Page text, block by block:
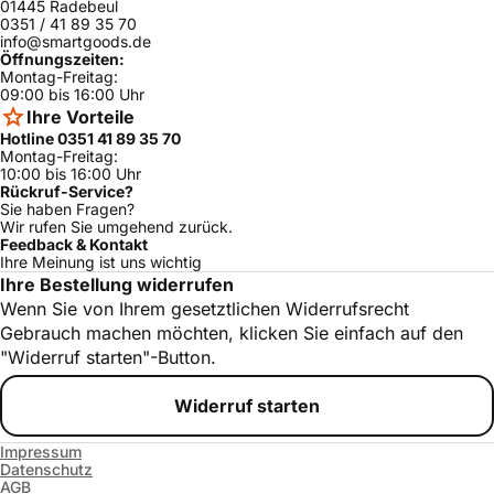
01445 Radebeul
0351 / 41 89 35 70
info@smartgoods.de
Öffnungszeiten:
Montag-Freitag:
09:00 bis 16:00 Uhr
Ihre Vorteile
Hotline 0351 41 89 35 70
Montag-Freitag:
10:00 bis 16:00 Uhr
Rückruf-Service?
Sie haben Fragen?
Wir rufen Sie umgehend zurück.
Feedback & Kontakt
Ihre Meinung ist uns wichtig
Ihre Bestellung widerrufen
Wenn Sie von Ihrem gesetztlichen Widerrufsrecht
Gebrauch machen möchten, klicken Sie einfach auf den
"Widerruf starten"-Button.
Widerruf starten
Impressum
Datenschutz
AGB